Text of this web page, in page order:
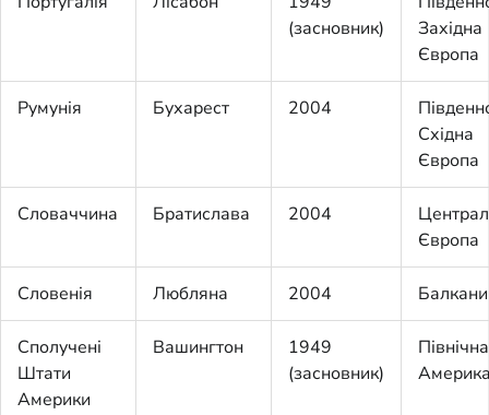
(засновник)
Західна
Європа
Румунія Бухарест 2004
Східна
Європа
Словаччина Братислава 2004
Європа
Словенія Любляна 2004 Балкани
Сполучені
Штати
Америки
Вашингтон
1949
(засновник)
Північна